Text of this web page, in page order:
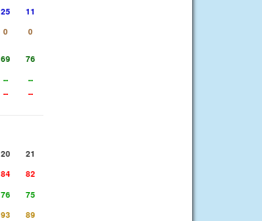
25
11
0
0
69
76
--
--
-- --
20
21
84
82
76
75
93
89